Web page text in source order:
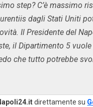
step? C’è massimo
dagli Stati Uniti
Il Presidente del
il Dipartimento 5
che tutto potrebbe
direttamente su